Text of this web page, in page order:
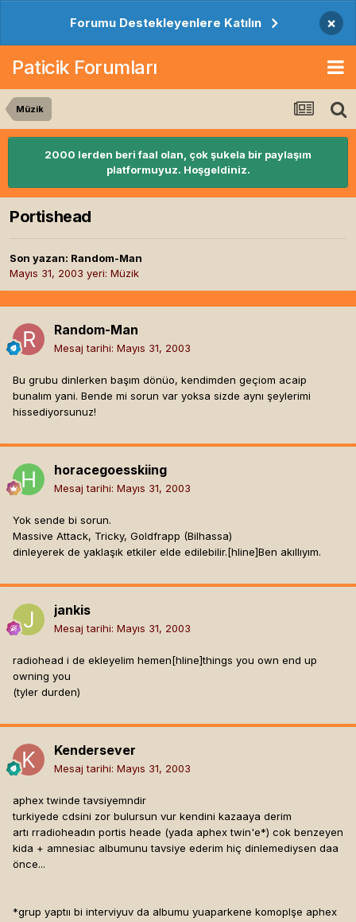
Forumu Destekleyenlere Katılın ×
Paticik Forumları
Müzik
2000 lerden beri faal olan, çok şukela bir paylaşım
platformuyuz. Hoşgeldiniz.
Portishead
Son yazan: Random-Man
Mayıs 31, 2003 yeri: Müzik
Random-Man
Mesaj tarihi: Mayıs 31, 2003
Bu grubu dinlerken başım dönüo, kendimden geçiom acaip
bunalım yani. Bende mi sorun var yoksa sizde aynı şeylerimi
hissediyorsunuz!
horacegoesskiing
Mesaj tarihi: Mayıs 31, 2003
Yok sende bi sorun.
Massive Attack, Tricky, Goldfrapp (Bilhassa)
dinleyerek de yaklaşık etkiler elde edilebilir.[hline]Ben akıllıyım.
jankis
Mesaj tarihi: Mayıs 31, 2003
radiohead i de ekleyelim hemen[hline]things you own end up
owning you
(tyler durden)
Kendersever
Mesaj tarihi: Mayıs 31, 2003
aphex twinde tavsiyemndir
turkiyede cdsini zor bulursun vur kendini kazaaya derim
artı rradioheadın portis heade (yada aphex twin'e*) cok benzeyen
kida + amnesiac albumunu tavsiye ederim hiç dinlemediysen daa
önce...
*grup yaptıı bi interviyuv da albumu yuaparkene komoplşe aphex